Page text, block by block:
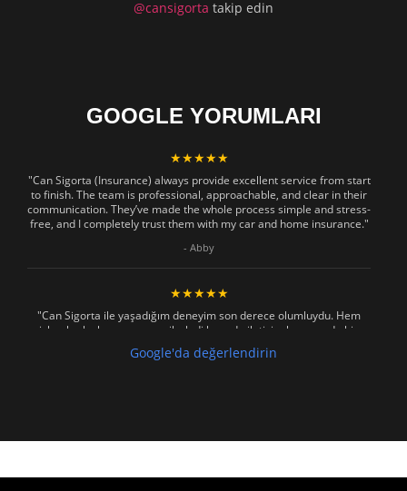
@cansigorta takip edin
GOOGLE YORUMLARI
★★★★★
"Can Sigorta (Insurance) always provide excellent service from start
to finish. The team is professional, approachable, and clear in their
communication. They’ve made the whole process simple and stress-
free, and I completely trust them with my car and home insurance."
- Abby
★★★★★
"Can Sigorta ile yaşadığım deneyim son derece olumluydu. Hem
işlemler hızlı ve sorunsuz ilerledi hem de iletişim konusunda hiç
zorlanmadım. Aradığımda ya da mesaj attığımda hemen dönüş
sağladılar, her soruma sabırla ve açıklayıcı bir şekilde yanıt verdiler.
"Absolutelly the best at the TRNC. Highly recommeded !!! Thank You
Google'da değerlendirin